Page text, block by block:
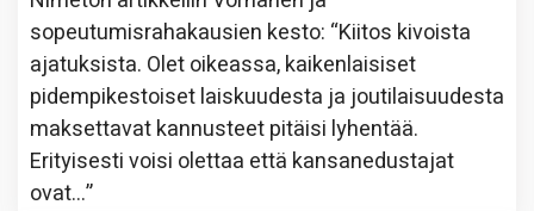
sopeutumisrahakausien kesto: “Kiitos kivoista
ajatuksista. Olet oikeassa, kaikenlaisiset
pidempikestoiset laiskuudesta ja joutilaisuudesta
maksettavat kannusteet pitäisi lyhentää.
Erityisesti voisi olettaa että kansanedustajat
ovat…”